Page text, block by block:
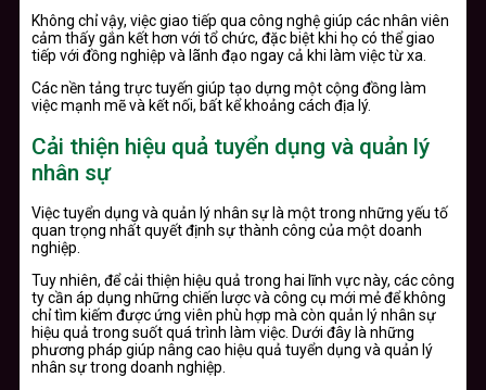
Không chỉ vậy, việc giao tiếp qua công nghệ giúp các nhân viên
cảm thấy gắn kết hơn với tổ chức, đặc biệt khi họ có thể giao
tiếp với đồng nghiệp và lãnh đạo ngay cả khi làm việc từ xa.
Các nền tảng trực tuyến giúp tạo dựng một cộng đồng làm
việc mạnh mẽ và kết nối, bất kể khoảng cách địa lý.
Cải thiện hiệu quả tuyển dụng và quản lý
nhân sự
Việc tuyển dụng và quản lý nhân sự là một trong những yếu tố
quan trọng nhất quyết định sự thành công của một doanh
nghiệp.
Tuy nhiên, để cải thiện hiệu quả trong hai lĩnh vực này, các công
ty cần áp dụng những chiến lược và công cụ mới mẻ để không
chỉ tìm kiếm được ứng viên phù hợp mà còn quản lý nhân sự
hiệu quả trong suốt quá trình làm việc. Dưới đây là những
phương pháp giúp nâng cao hiệu quả tuyển dụng và quản lý
nhân sự trong doanh nghiệp.